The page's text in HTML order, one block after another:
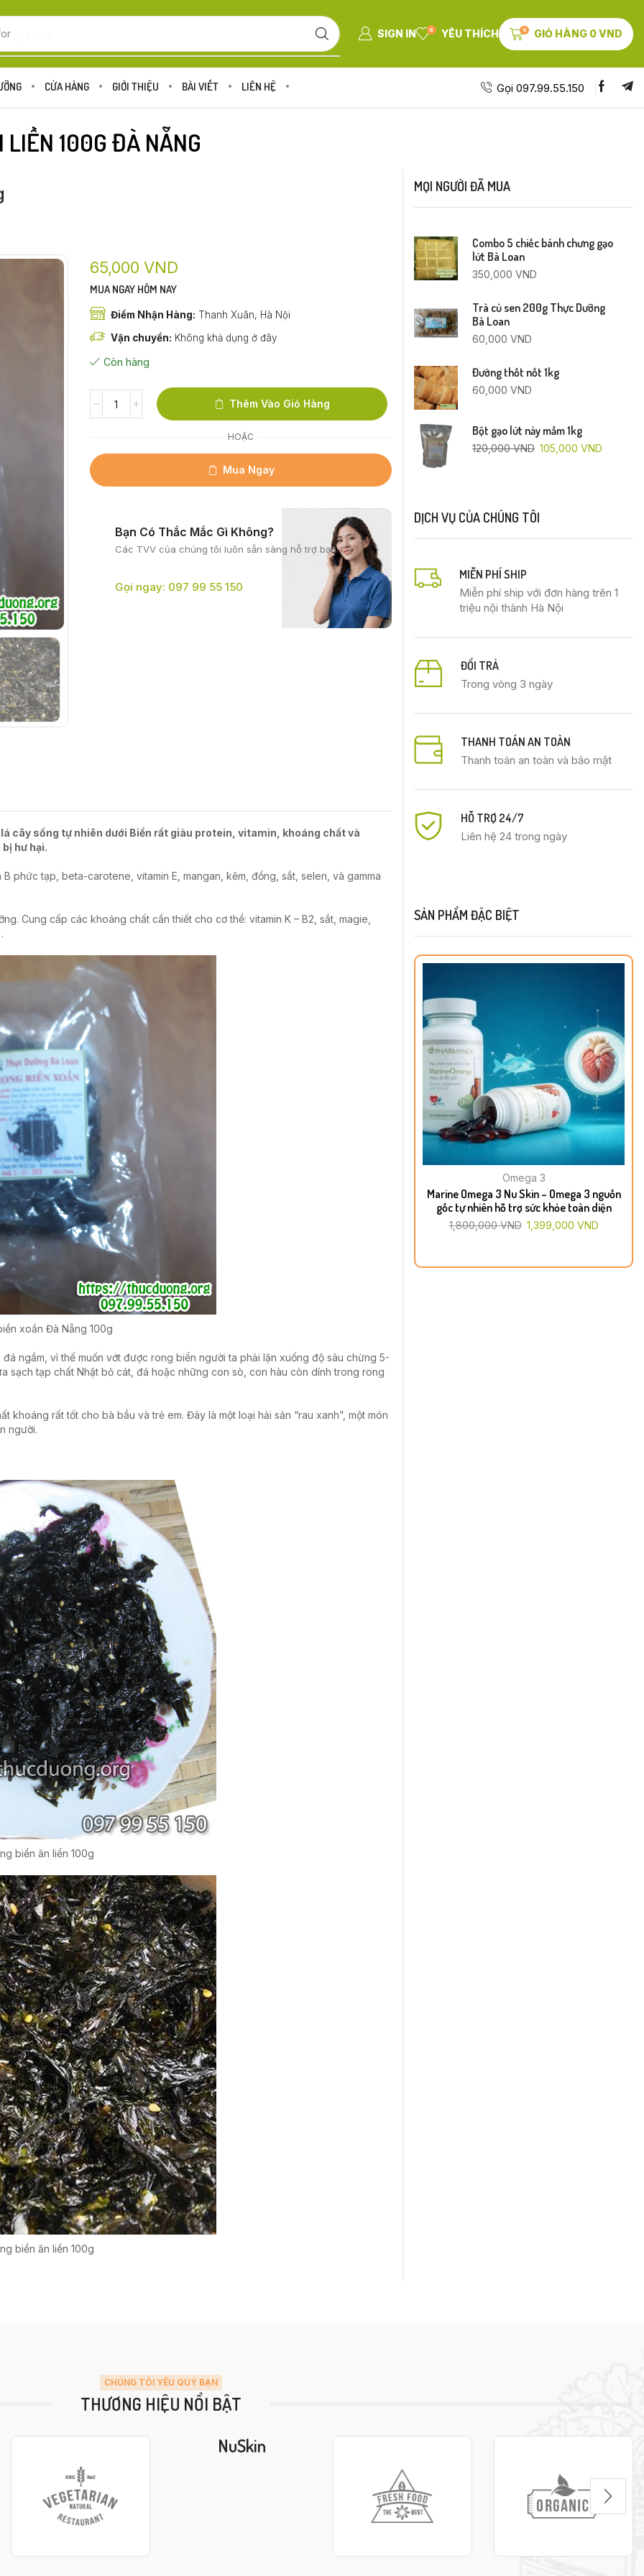
SIGN IN 0 YÊU THÍCH 0 GIỎ HÀNG 0VND
CỬA HÀNG GIỚI THIỆU BÀI VIẾT LIÊN HỆ Gọi 097.99.55.150
LIỀN 100G ĐÀ NẴNG
65,000VND
MUA NGAY HÔM NAY
Điểm Nhận Hàng: Thanh Xuân, Hà Nội
Vận chuyển: Không khả dụng ở đây
Còn hàng
Thêm Vào Giỏ Hàng
HOẶC
Mua Ngay
Bạn Có Thắc Mắc Gì Không?
Các TVV của chúng tôiluôn sẵn sàng hỗ trợ bạn.
Gọi ngay: 097 99 55 150
cây sống tự nhiên dưới Biển rất giàu protein, vitamin, khoáng chất và
hư hại.
phức tạp, beta-carotene, vitamin E, mangan, kẽm, đồng, sắt, selen, và gamma
Cung cấp các khoáng chất cần thiết cho cơ thể: vitamin K – B2, sắt, magie,
xoắn Đà Nẵng 100g
ngầm, vì thế muốn vớt được rong biển người ta phải lặn xuống độ sâu chừng 5-
sạch tạp chất Nhặt bỏ cát, đá hoặc những con sò, con hàu còn dính trong rong
rất tốt cho bà bầu và trẻ em. Đây là một loại hải sản “rau xanh”, một món
người.
biển ăn liền 100g
biển ăn liền 100g
MỌI NGƯỜI ĐÃ MUA
Combo 5 chiếc bánh chưng gạo
lứt Bà Loan
350,000 VND
Trà củ sen 200g Thực Dưỡng
Bà Loan
60,000 VND
Đường thốt nốt 1kg
60,000 VND
Bột gạo lứt nảy mầm 1kg
120,000VND 105,000 VND
DỊCH VỤ CỦA CHÚNG TÔI
MIỄN PHÍ SHIP
Miễn phí ship với đơn hàng trên 1
triệu nội thành Hà Nội
ĐỔI TRẢ
Trong vòng 3 ngày
THANH TOÁN AN TOÀN
Thanh toán an toàn và bảo mật
HỖ TRỢ 24/7
Liên hệ 24 trong ngày
SẢN PHẨM ĐẶC BIỆT
Omega 3
Marine Omega 3 Nu Skin – Omega 3 nguồn
gốc tự nhiên hỗ trợ sức khỏe toàn diện
1,800,000VND 1,399,000 VND
CHÚNG TÔI YÊU QUÝ BẠN
THƯƠNG HIỆU NỔI BẬT
NuSkin